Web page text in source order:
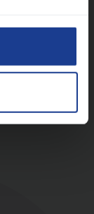
op het